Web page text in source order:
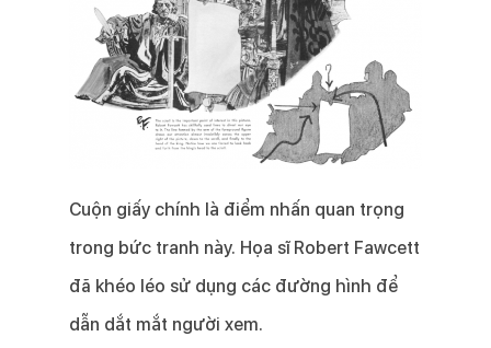
Cuộn giấy chính là điểm nhấn quan trọng
trong bức tranh này. Họa sĩ Robert Fawcett
đã khéo léo sử dụng các đường hình để
dẫn dắt mắt người xem.